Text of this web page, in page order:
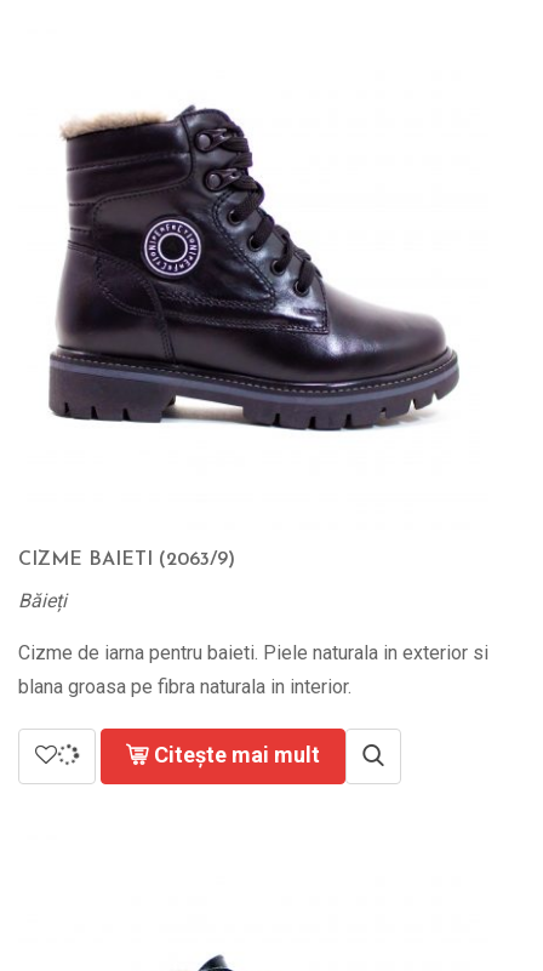
CIZME BAIETI (2063/9)
Băieți
Cizme de iarna pentru baieti. Piele naturala in exterior si
blana groasa pe fibra naturala in interior.
Citește mai mult